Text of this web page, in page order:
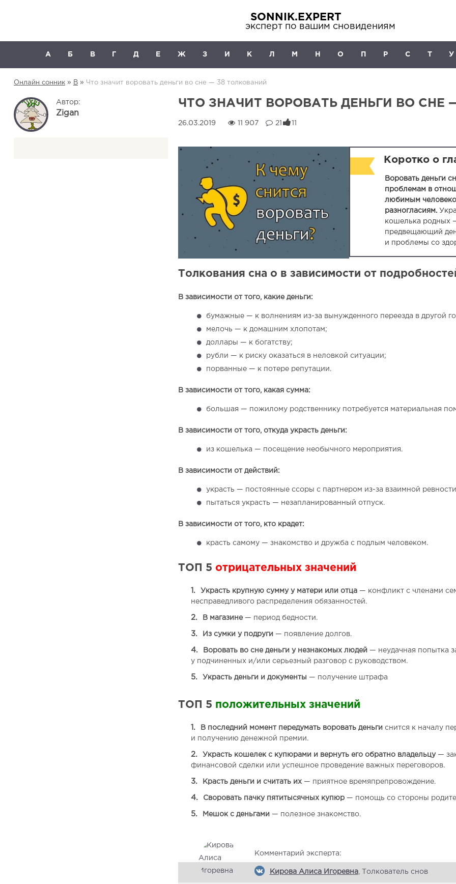
SONNIK.EXPERT
эксперт по вашим сновидениям
А Б В Г Д Е Ж З И К Л М Н О П Р С Т У
Онлайн сонник » В » Что значит воровать деньги во сне — 38 толкований
Автор:
Zigan
ЧТО ЗНАЧИТ ВОРОВАТЬ ДЕНЬГИ ВО СНЕ
11 907 21 11
Коротко о
Воровать деньги
проблемам в
любимым
разногласиям.
кошелька родных
предвещающий
и проблемы со
Толкования сна о в зависимости от
В зависимости от того, какие деньги:
бумажные — к волнениям из-за вынужденного переезда в другой
мелочь — к домашним хлопотам;
доллары — к богатству;
рубли — к риску оказаться в неловкой ситуации;
порванные — к потере репутации.
В зависимости от того, какая сумма:
большая — пожилому родственнику потребуется материальная
В зависимости от того, откуда украсть деньги:
из кошелька — посещение необычного мероприятия.
В зависимости от действий:
украсть — постоянные ссоры с партнером из-за взаимной
пытаться украсть — незапланированный отпуск.
В зависимости от того, кто крадет:
красть самому — знакомство и дружба с подлым человеком.
ТОП 5 отрицательных значений
Украсть крупную сумму у матери или отца— конфликт с членами
несправедливого распределения обязанностей.
В магазине— период бедности.
Из сумки у подруги — появление долгов.
Воровать во сне деньги у незнакомых людей — неудачная попытка
у подчиненных и/или серьезный разговор с руководством.
Украсть деньги и документы — получение штрафа
ТОП 5 положительных значений
В последний момент передумать воровать деньги снится к началу
и получению денежной премии.
Украсть кошелек с купюрами и вернуть его обратно владельцу—
финансовой сделки или успешное проведение важных переговоров.
Красть деньги и считать их— приятное времяпрепровождение.
Своровать пачку пятитысячных купюр— помощь со стороны
Мешок с деньгами — полезное знакомство.
Комментарий эксперта:
Кирова Алиса Игоревна, Толкователь снов